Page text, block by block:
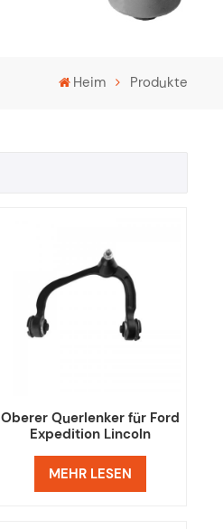
Heim Produkte
Oberer Querlenker für Ford
Expedition Lincoln
MEHR LESEN